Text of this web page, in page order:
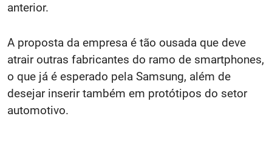
anterior.
A proposta da empresa é tão ousada que deve
atrair outras fabricantes do ramo de smartphones,
o que já é esperado pela Samsung, além de
desejar inserir também em protótipos do setor
automotivo.